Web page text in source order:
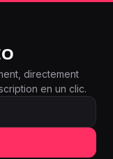
directement
en un clic.